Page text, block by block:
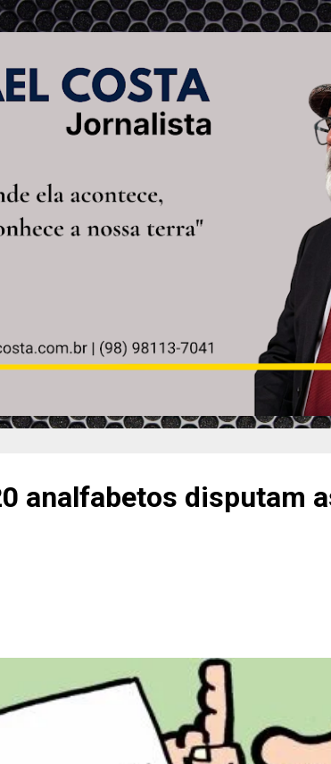
Pular para o conteúdo principal
analfabetos disputam